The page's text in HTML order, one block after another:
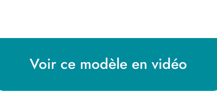
Voir ce modèle en vidéo